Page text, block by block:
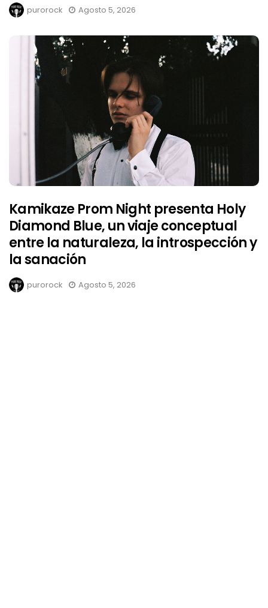
purorock Agosto 5, 2026
Kamikaze Prom Night presenta Holy
Diamond Blue, un viaje conceptual
entre la naturaleza, la introspección y
la sanación
purorock Agosto 5, 2026